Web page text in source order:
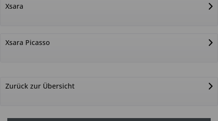
Xsara
Xsara Picasso
Zurück zur Übersicht